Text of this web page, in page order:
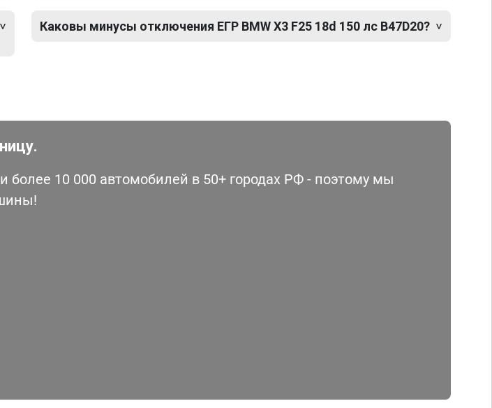
Каковы минусы отключения ЕГР BMW X3 F25 18d 150 лс B47D20?
10 000 автомобилей в 50+ городах РФ - поэтому мы